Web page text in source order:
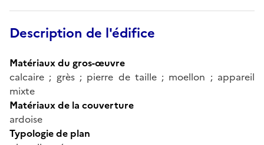
Description de l'édifice
Matériaux du gros-œuvre
calcaire ; grès ; pierre de taille ; moellon ; appareil
mixte
Matériaux de la couverture
ardoise
Typologie de plan